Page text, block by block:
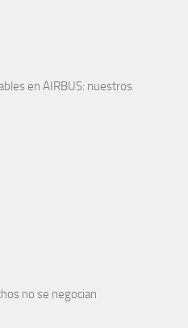
en AIRBUS: nuestros
no se negocian